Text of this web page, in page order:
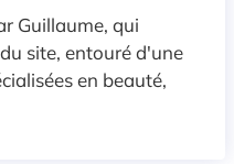
Guillaume, qui
site, entouré d'une
en beauté,